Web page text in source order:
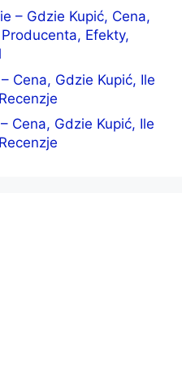
– Gdzie Kupić, Cena,
Producenta, Efekty,
Cena, Gdzie Kupić, Ile
Cena, Gdzie Kupić, Ile